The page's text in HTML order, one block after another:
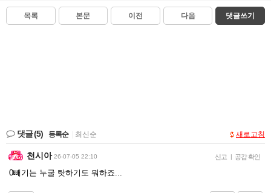
목록 본문 이전 다음 댓글쓰기
댓글(5) 등록순 최신순 새로고침
천시아 26-07-05 22:10 신고 | 공감 확인
0빼기는 누굴 탓하기도 뭐하죠...